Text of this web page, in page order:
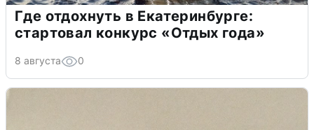
Где отдохнуть в Екатеринбурге:
стартовал конкурс «Отдых года»
8 августа 0